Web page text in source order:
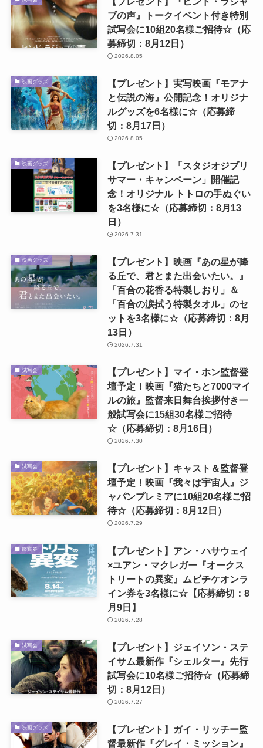
ブの声』トークイベント付き特別
試写会に10組20名様ご招待☆（応
募締切：8月12日）
2026.8.05
映画グッズ
【プレゼント】実写映画『モアナ
と伝説の海』公開記念！オリジナ
ルグッズを6名様に☆（応募締
切：8月17日）
2026.8.05
映画グッズ
【プレゼント】「スタジオジブリ
サマー・キャンペーン」開催記
念！オリジナル トトロの手ぬぐい
を3名様に☆（応募締切：8月13
日）
2026.7.31
映画グッズ
【プレゼント】映画『あの星が降
る丘で、君とまた出会いたい。』
「百合の花香る特製しおり」＆
「百合の涙拭う特製タオル」のセ
ットを3名様に☆（応募締切：8月
13日）
2026.7.31
試写会
【プレゼント】マイ・ホン監督登
壇予定！映画『猫たちと7000マイ
ルの旅』監督来日舞台挨拶付き一
般試写会に15組30名様ご招待
☆（応募締切：8月16日）
2026.7.30
試写会
【プレゼント】キャスト＆監督登
壇予定！映画『我々は宇宙人』ジ
ャパンプレミアに10組20名様ご招
待☆（応募締切：8月12日）
2026.7.29
鑑賞券
【プレゼント】アン・ハサウェイ
×ユアン・マクレガー『オークス
トリートの異変』ムビチケオンラ
イン券を3名様に☆【応募締切：8
月9日】
2026.7.28
試写会
【プレゼント】ジェイソン・ステ
イサム最新作『シェルター』先行
試写会に10名様ご招待☆（応募締
切：8月12日）
2026.7.27
映画グッズ
【プレゼント】ガイ・リッチー監
督最新作『グレイ・ミッション』